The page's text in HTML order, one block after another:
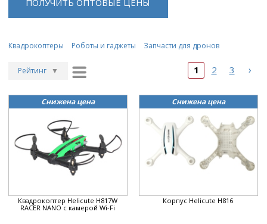
ПОЛУЧИТЬ ОПТОВЫЕ ЦЕНЫ
Квадрокоптеры Роботы и гаджеты Запчасти для дронов
Рейтинг ▼
Дата ▲
▼
Цена
Цена ▼
1 2 3 ›
Снижена цена
Квадрокоптер Helicute H817W
RACER NANO с камерой Wi-Fi
Снижена цена
Корпус Helicute H816